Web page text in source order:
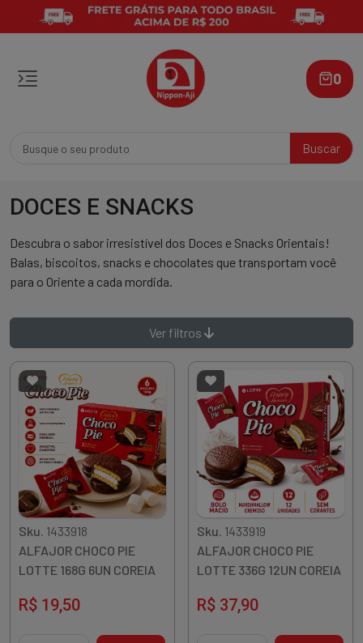
Buscar
0
DOCES E SNACKS
Descubra o sabor irresistível dos Doces e Snacks Orientais!
Balas, biscoitos, snacks e chocolates que transportam você
para o Oriente a cada mordida.
Ver filtros
Sku. 1433918
ALFAJOR CHOCO PIE
LOTTE 168G 6UN COREIA
R$ 19,50
Sku. 1433919
ALFAJOR CHOCO PIE
LOTTE 336G 12UN COREIA
R$ 37,90